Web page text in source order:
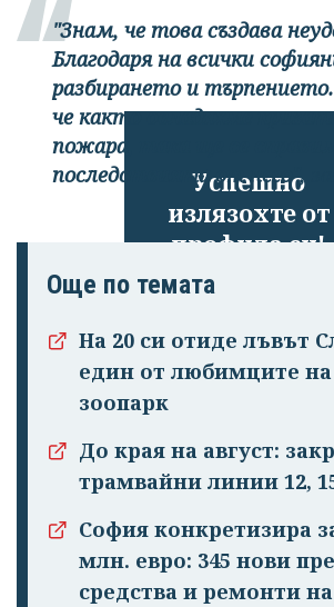
Успешно
излязохте от
профила си!
"Знам, че това създава
Благодаря на всички
разбирането и
че както овладяхме
пожара, така ще се справим
последствията от него",
Още по темата
На 20 си отиде лъвът
един от любимците
зоопарк
До края на август:
трамвайни линии 12,
София конкретизира
млн. евро: 345 нови
средства и ремонти на